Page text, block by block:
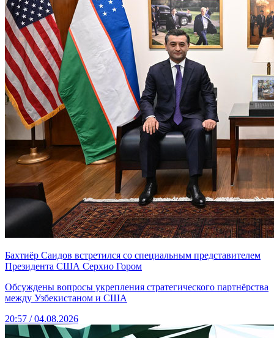
Бахтиёр Саидов встретился со специальным представителем
Президента США Серхио Гором
Обсуждены вопросы укрепления стратегического партнёрства
между Узбекистаном и США
20:57 / 04.08.2026